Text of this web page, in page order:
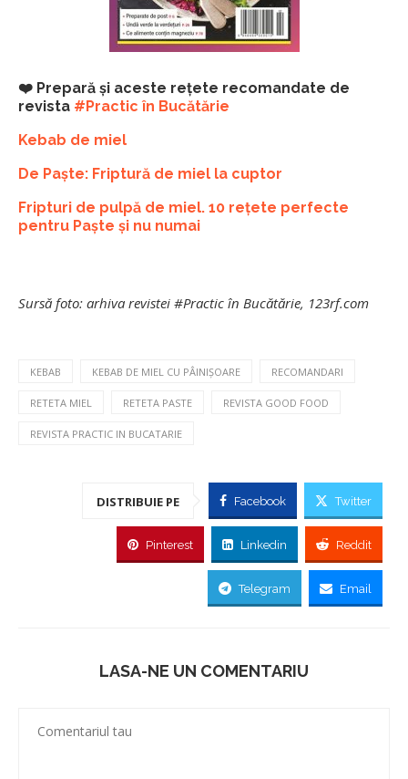
❤️ Prepară și aceste rețete recomandate de
revista #Practic în Bucătărie
Kebab de miel
De Paște: Friptură de miel la cuptor
Fripturi de pulpă de miel. 10 rețete perfecte
pentru Paște și nu numai
Sursă foto: arhiva revistei #Practic în Bucătărie, 123rf.com
KEBAB KEBAB DE MIEL CU PÂINIȘOARE RECOMANDARI
RETETA MIEL RETETA PASTE REVISTA GOOD FOOD
REVISTA PRACTIC IN BUCATARIE
DISTRIBUIE PE Facebook Twitter
Pinterest Linkedin Reddit
Telegram Email
LASA-NE UN COMENTARIU